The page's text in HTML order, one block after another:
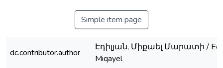
Simple item page
dc.contributor.author
Էդիլյան, Միքաել Մարատի /
Miqayel